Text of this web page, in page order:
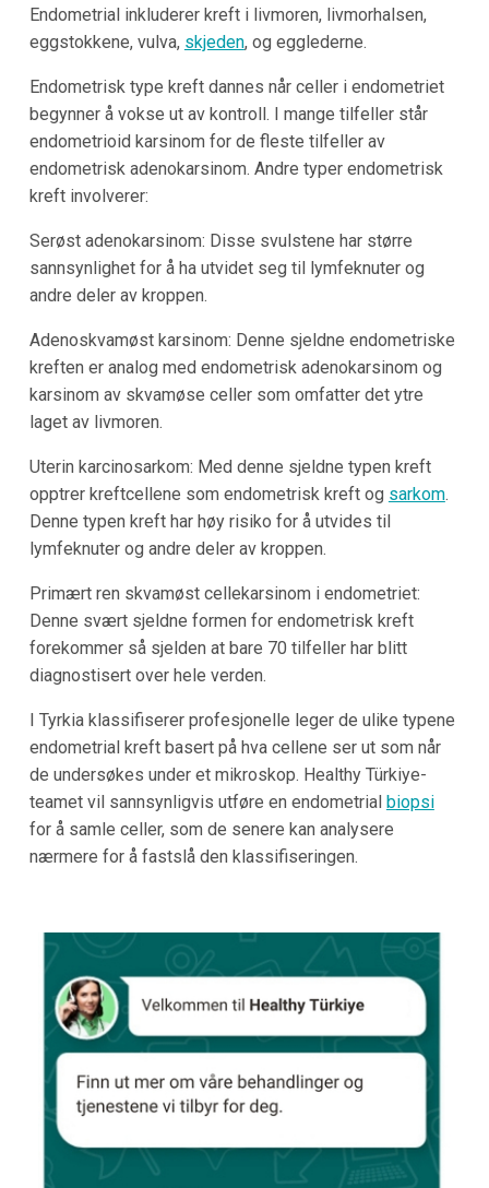
Endometrial inkluderer kreft i livmoren, livmorhalsen,
eggstokkene, vulva, skjeden, og egglederne.
Endometrisk type kreft dannes når celler i endometriet
begynner å vokse ut av kontroll. I mange tilfeller står
endometrioid karsinom for de fleste tilfeller av
endometrisk adenokarsinom. Andre typer endometrisk
kreft involverer:
Serøst adenokarsinom: Disse svulstene har større
sannsynlighet for å ha utvidet seg til lymfeknuter og
andre deler av kroppen.
Adenoskvamøst karsinom: Denne sjeldne endometriske
kreften er analog med endometrisk adenokarsinom og
karsinom av skvamøse celler som omfatter det ytre
laget av livmoren.
Uterin karcinosarkom: Med denne sjeldne typen kreft
opptrer kreftcellene som endometrisk kreft og sarkom.
Denne typen kreft har høy risiko for å utvides til
lymfeknuter og andre deler av kroppen.
Primært ren skvamøst cellekarsinom i endometriet:
Denne svært sjeldne formen for endometrisk kreft
forekommer så sjelden at bare 70 tilfeller har blitt
diagnostisert over hele verden.
I Tyrkia klassifiserer profesjonelle leger de ulike typene
endometrial kreft basert på hva cellene ser ut som når
de undersøkes under et mikroskop. Healthy Türkiye-
teamet vil sannsynligvis utføre en endometrial biopsi
for å samle celler, som de senere kan analysere
nærmere for å fastslå den klassifiseringen.